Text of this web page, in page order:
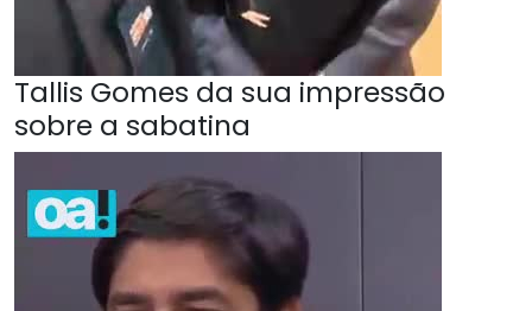
Tallis Gomes da sua impressão
sobre a sabatina